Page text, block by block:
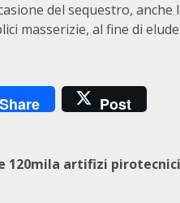
del sequestro,
masserizie, al fine di
Share Post
120mila artifizi pirotecnici